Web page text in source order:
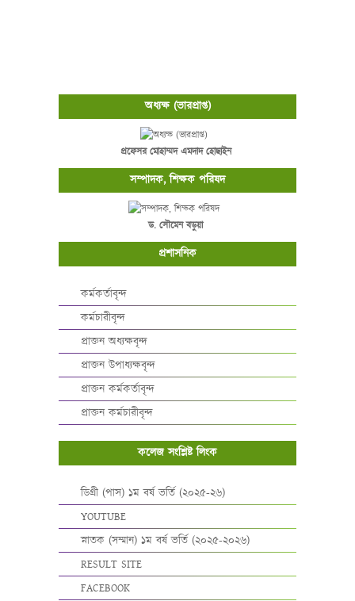
অধ্যক্ষ (ভারপ্রাপ্ত)
প্রফেসর মোহাম্মদ এমদাদ হোছাইন
সম্পাদক, শিক্ষক পরিষদ
ড. সৌমেন বড়ুয়া
প্রশাসনিক
কর্মকর্তাবৃন্দ
কর্মচারীবৃন্দ
প্রাক্তন অধ্যক্ষবৃন্দ
প্রাক্তন উপাধ্যক্ষবৃন্দ
প্রাক্তন কর্মকর্তাবৃন্দ
প্রাক্তন কর্মচারীবৃন্দ
কলেজ সংশ্লিষ্ট লিংক
ডিগ্রী (পাস) ১ম বর্ষ ভর্তি (২০২৫-২৬)
YOUTUBE
স্নাতক (সম্মান) ১ম বর্ষ ভর্তি (২০২৫-২০২৬)
RESULT SITE
FACEBOOK